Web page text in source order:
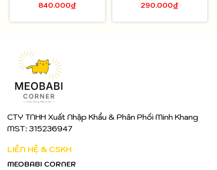
tuổi
840.000₫ 290.000₫
CTY TNHH Xuất Nhập Khẩu & Phân Phối Minh Khang
MST: 315236947
LIÊN HỆ & CSKH
MEOBABI CORNER